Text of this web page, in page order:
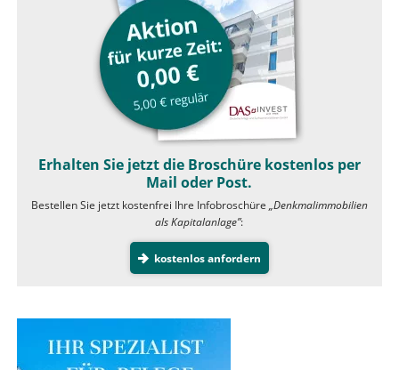
Erhalten Sie jetzt die Broschüre kostenlos per
Mail oder Post.
Bestellen Sie jetzt kostenfrei Ihre Infobroschüre „Denkmalimmobilien
als Kapitalanlage”:
kostenlos anfordern